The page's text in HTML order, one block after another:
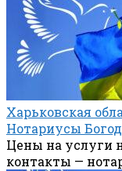
Харьковская
Нотариусы
Цены на услуги
контакты —